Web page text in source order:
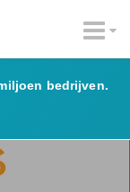
bedrijven.